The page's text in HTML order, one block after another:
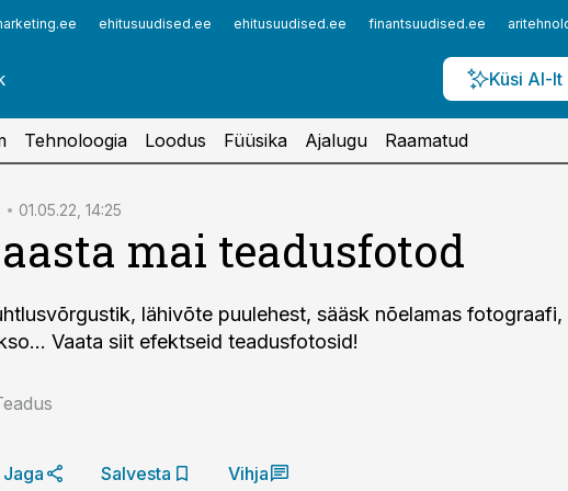
ehitusuudised.ee ehitusuudised.ee finantsuudised.ee
Küsi AI-lt
Tehnoloogia Loodus Füüsika Ajalugu Raamatud
01.05.22, 14:25
mai teadusfotod
lähivõte puulehest, sääsk nõelamas fotograafi,
Vaata siit efektseid teadusfotosid!
Jaga Salvesta Vihja